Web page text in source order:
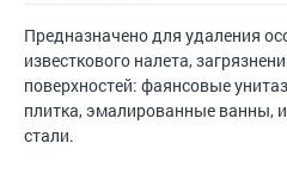
Предназначено для удаления
известкового налета,
поверхностей: фаянсовые
плитка, эмалированные ванны,
стали.